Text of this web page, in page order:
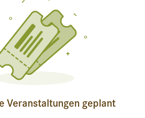
Veranstaltungen geplant